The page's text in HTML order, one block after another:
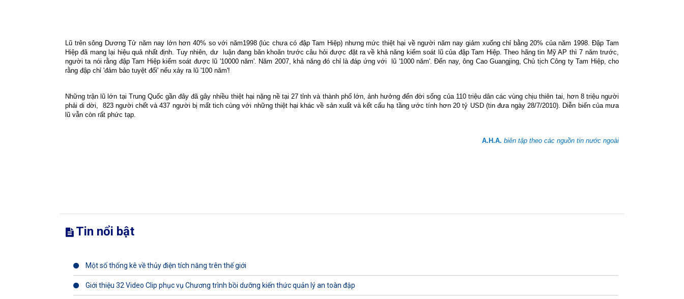
Lũ trên sông Dương Tử năm nay lớn hơn 40% so với năm1998 (lúc chưa có đập Tam Hiệp) nhưng mức thiệt hại về người năm nay giảm xuống chỉ bằng 20% của năm 1998. Đập Tam
Hiệp đã mang lại hiệu quả nhất định. Tuy nhiên, dư
luận đang băn khoăn trước câu hỏi được đặt ra về khả năng kiểm soát lũ của đập Tam Hiệp. Theo hãng tin Mỹ AP thì 7 năm trước,
người ta nói rằng đập Tam Hiệp kiểm soát được lũ '10000 năm'. Năm 2007, khả năng đó chỉ là đáp ứng với
lũ '1000 năm'. Đến nay, ông Cao Guangjing, Chủ tịch Công ty Tam Hiệp, cho
rằng đập chỉ 'đảm bảo tuyệt đối' nếu xảy ra lũ '100 năm'!
Những trận lũ lớn tại Trung Quốc gần đây đã gây nhiều thiệt hại nặng nề tại 27 tỉnh và thành phố lớn, ảnh hưởng đến đời sống của 110 triệu dân các vùng chịu thiên tai, hơn 8 triệu người
phải di dời,
823 người chết và 437 người bị mất tich cùng với những thiệt hại khác về sản xuất và kết cấu hạ tầng ước tính hơn 20 tỷ USD (tin đưa ngày 28/7/2010). Diễn biến của mưa
lũ vẫn còn rất phức tạp.
A.H.A. biên tập theo các nguồn tin nước ngoài
Tin nổi bật
Một số thống kê về thủy điện tích năng trên thế giới
Giới thiệu 32 Video Clip phục vụ Chương trình bồi dưỡng kiến thức quản lý an toàn đập